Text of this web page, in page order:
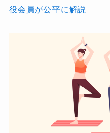
役会員が公平に解説